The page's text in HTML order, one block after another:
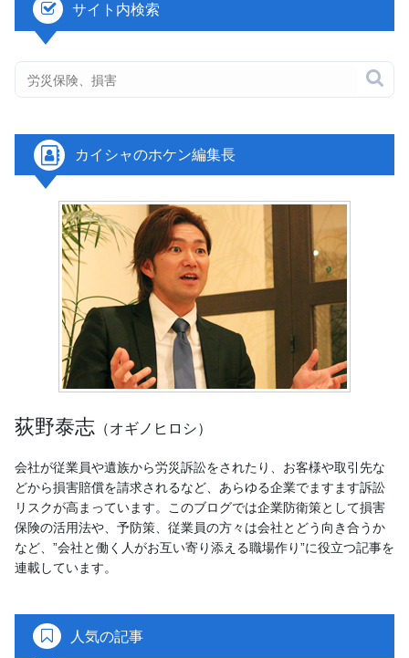
サイト内検索

カイシャのホケン編集長
荻野泰志 （オギノヒロシ）
会社が従業員や遺族から労災訴訟をされたり、お客様や取引先な
どから損害賠償を請求されるなど、あらゆる企業でますます訴訟
リスクが高まっています。このブログでは企業防衛策として損害
保険の活用法や、予防策、従業員の方々は会社とどう向き合うか
など、”会社と働く人がお互い寄り添える職場作り”に役立つ記事を
連載しています。
人気の記事